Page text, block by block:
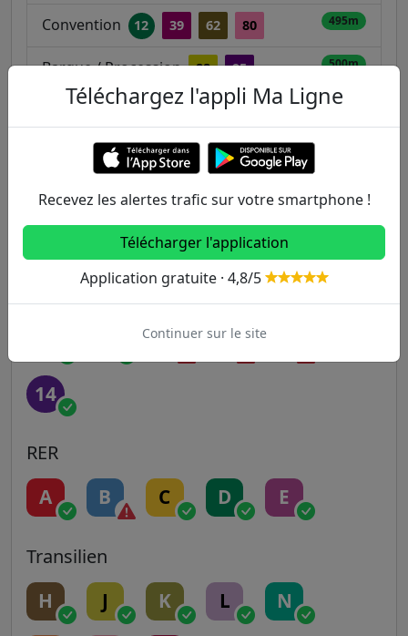
Convention 12 39 62 80 495m
Bargue / Procession 88 95 500m
Autres lignes
Metro
3 3B 4
6 7 7B 8
11 12
14
RER
A B C D E
Transilien
H J K L N
Téléchargez l'appli Ma Ligne
Recevez les alertes trafic sur votre smartphone !
Télécharger l'application
Application gratuite · 4,8/5
Continuer sur le site